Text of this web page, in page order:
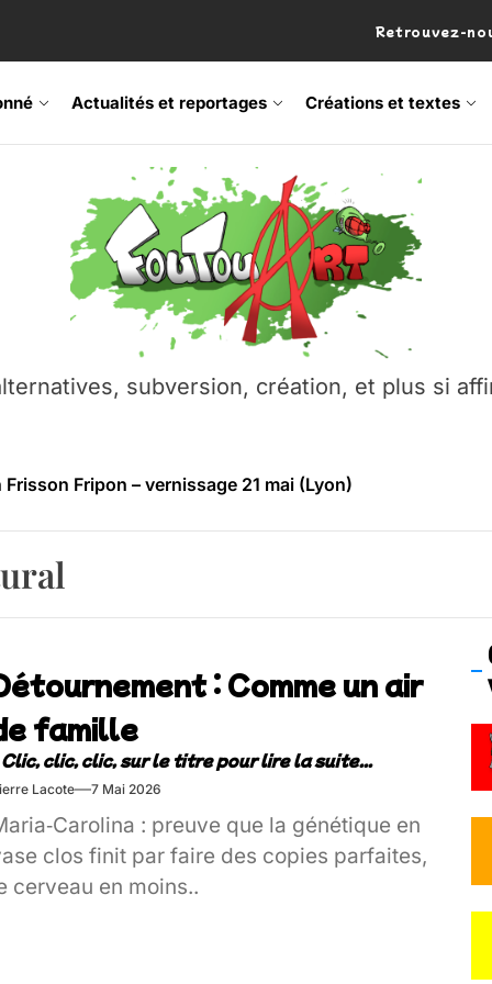
Retrouvez-
Actualités et reportages Créations et textes
subversion, création, et plus si
Fripon – vernissage 21 mai (Lyon)
Festival – Samedi 18 juillet (Vaulx-en-Velin)
– Ŝtono, un livre réalisé par Michaël Moretti & Pierre
contre l’A412 à l’Établi (Haute-Savoie)
Fripon – vernissage 21 mai (Lyon)
Festival – Samedi 18 juillet (Vaulx-en-Velin)
: Comme un air
famille
Lacote 7 Mai 2026
: preuve que la génétique en
clos finit par faire des copies parfaites,
cerveau en moins..